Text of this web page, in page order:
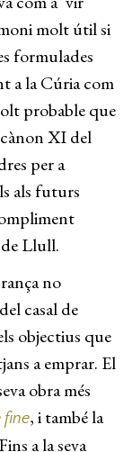
molt útil si
formulades
a la Cúria com
probable que
XI del
per a
als futurs
de Llull.
no
casal de
objectius que
a emprar. El
obra més
fine, i també la
a la seva